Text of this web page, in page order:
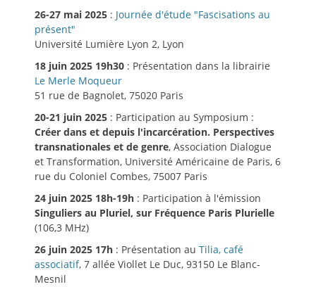
26-27 mai 2025 : Journée d'étude "Fascisations au
présent"
Université Lumière Lyon 2, Lyon
18 juin 2025 19h30 : Présentation dans la librairie
Le Merle Moqueur
51 rue de Bagnolet, 75020 Paris
20-21 juin 2025 : Participation au Symposium :
Créer dans et depuis l'incarcération. Perspectives
transnationales et de genre, Association Dialogue
et Transformation, Université Américaine de Paris, 6
rue du Coloniel Combes, 75007 Paris
24 juin 2025 18h-19h : Participation à l'émission
Singuliers au Pluriel, sur Fréquence Paris Plurielle
(106,3 MHz)
26 juin 2025 17h : Présentation au Tilia, café
associatif, 7 allée Viollet Le Duc, 93150 Le Blanc-
Mesnil